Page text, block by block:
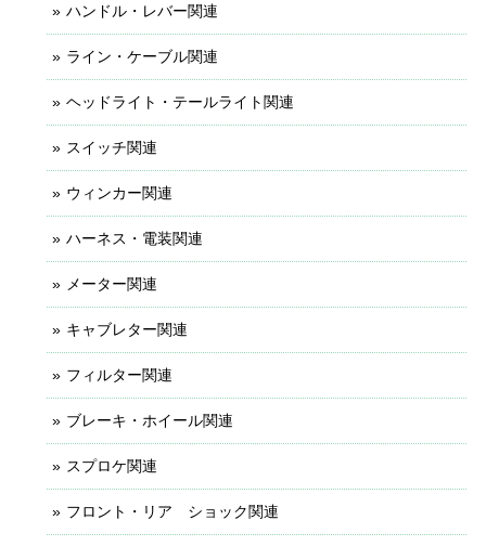
ハンドル・レバー関連
ライン・ケーブル関連
ヘッドライト・テールライト関連
スイッチ関連
ウィンカー関連
ハーネス・電装関連
メーター関連
キャブレター関連
フィルター関連
ブレーキ・ホイール関連
スプロケ関連
フロント・リア ショック関連